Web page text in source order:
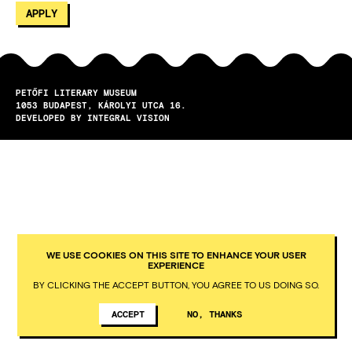
PETŐFI LITERARY MUSEUM
1053
BUDAPEST
KÁROLYI UTCA 16.
DEVELOPED BY INTEGRAL VISION
WE USE COOKIES ON THIS SITE TO ENHANCE YOUR USER
EXPERIENCE
BY CLICKING THE ACCEPT BUTTON, YOU AGREE TO US DOING SO.
ACCEPT NO, THANKS